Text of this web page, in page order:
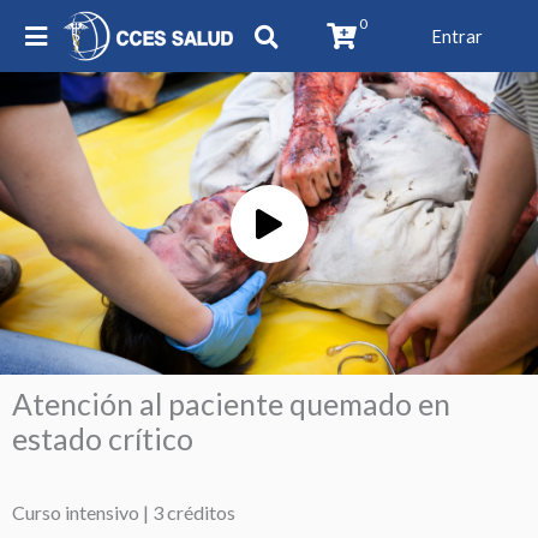
0
Entrar
Play
Video
Atención al paciente quemado en
estado crítico
Curso intensivo | 3 créditos